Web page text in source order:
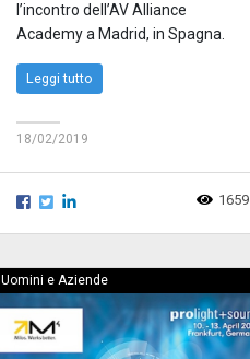
l’incontro dell’AV Alliance
Academy a Madrid, in Spagna.
Leggi tutto
18/02/2019
1659
Uomini e Aziende